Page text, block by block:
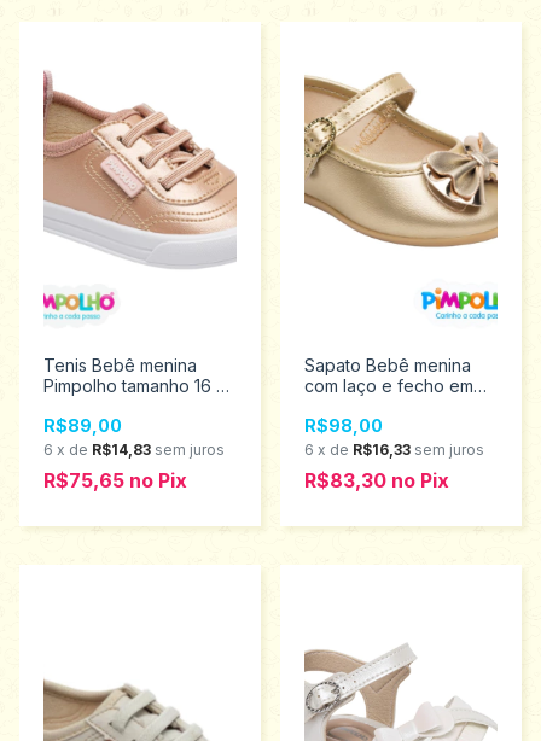
Tenis Bebê menina
Pimpolho tamanho 16 ao
R$89,00
6 x de R$14,83 sem juros
R$75,65 no Pix
Sapato Bebê menina
com laço e fecho em
Tamanhos 16 ao 21
0120653
R$98,00
6 x de R$16,33 sem juros
R$83,30 no Pix